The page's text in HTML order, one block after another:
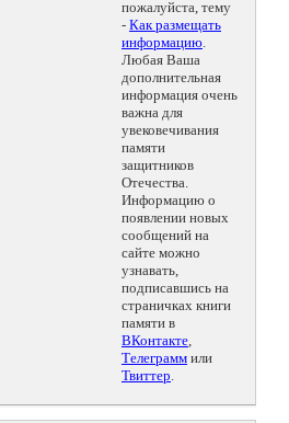
пожалуйста, тему
- Как размещать
информацию.
Любая Ваша
дополнительная
информация очень
важна для
увековечивания
памяти
защитников
Отечества.
Информацию о
появлении новых
сообщений на
сайте можно
узнавать,
подписавшись на
страничках книги
памяти в
ВКонтакте,
Телеграмм или
Твиттер.